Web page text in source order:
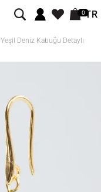
0TR
Yeşil Deniz Kabuğu Detaylı